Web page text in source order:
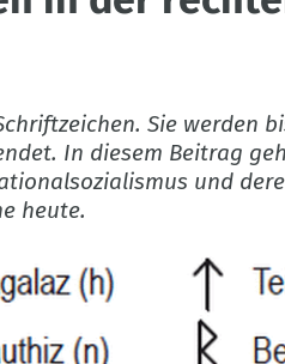
Sie werden
In diesem Beitrag
und
heute.